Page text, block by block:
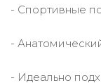
- Спортивные
-
- Идеально